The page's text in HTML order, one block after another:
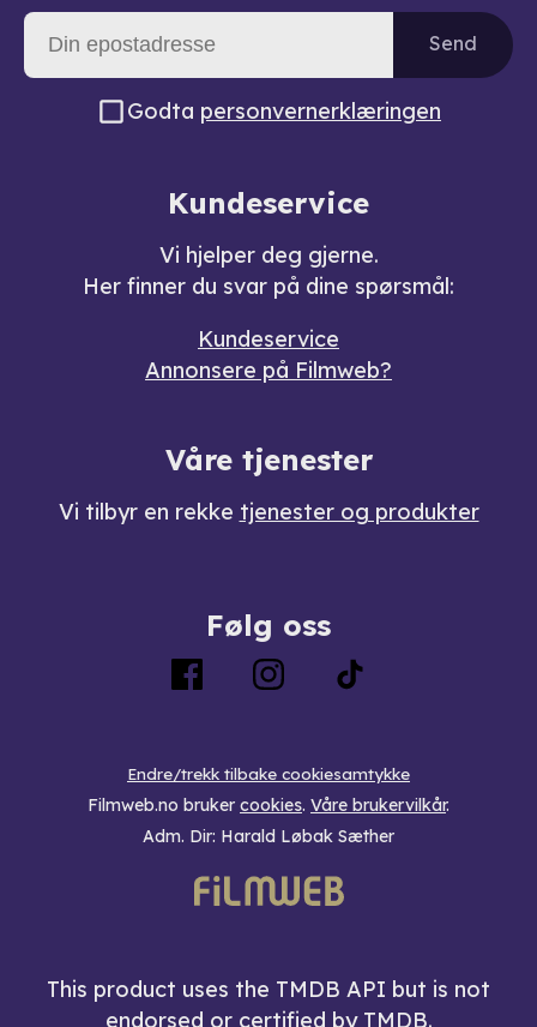
Send
Godta personvernerklæringen
Kundeservice
Vi hjelper deg gjerne.
Her finner du svar på dine spørsmål:
Kundeservice
Annonsere på Filmweb?
Våre tjenester
Vi tilbyr en rekke tjenester og produkter
Følg oss
Endre/trekk tilbake cookiesamtykke
Filmweb.no bruker cookies. Våre brukervilkår.
Adm. Dir: Harald Løbak Sæther
This product uses the TMDB API but is not
endorsed or certified by TMDB.